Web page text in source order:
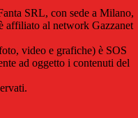
SRL, con sede a Milano,
affiliato al network Gazzanet
video e grafiche) è SOS
ad oggetto i contenuti del